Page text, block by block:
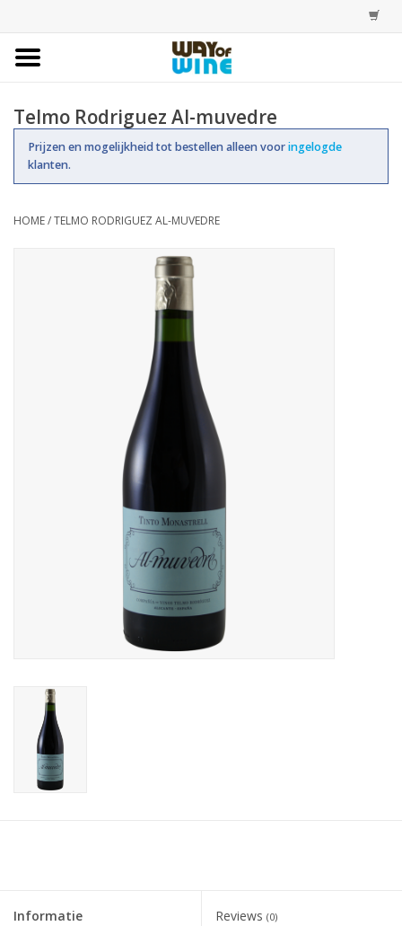
Bestellingen
Assortiment
Telmo Rodriguez Al-muvedre
Prijzen en mogelijkheid tot bestellen alleen vooringelogde
klanten.
HOME/TELMO RODRIGUEZ AL-MUVEDRE
Informatie Reviews (0)